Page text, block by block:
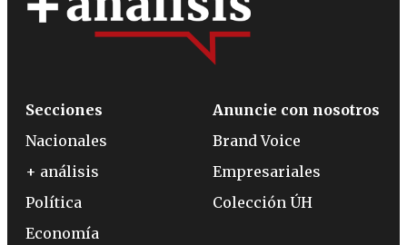
Secciones
Nacionales
+ análisis
Política
Economía
Anuncie con nosotros
Brand Voice
Empresariales
Colección ÚH